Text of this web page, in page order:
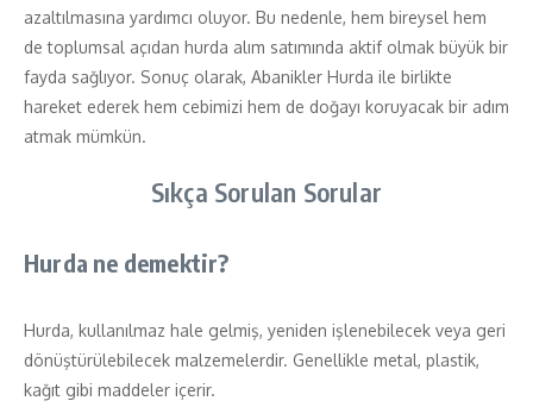
azaltılmasına yardımcı oluyor. Bu nedenle, hem bireysel hem
de toplumsal açıdan hurda alım satımında aktif olmak büyük bir
fayda sağlıyor. Sonuç olarak, Abanikler Hurda ile birlikte
hareket ederek hem cebimizi hem de doğayı koruyacak bir adım
atmak mümkün.
Sıkça Sorulan Sorular
Hurda ne demektir?
Hurda, kullanılmaz hale gelmiş, yeniden işlenebilecek veya geri
dönüştürülebilecek malzemelerdir. Genellikle metal, plastik,
kağıt gibi maddeler içerir.